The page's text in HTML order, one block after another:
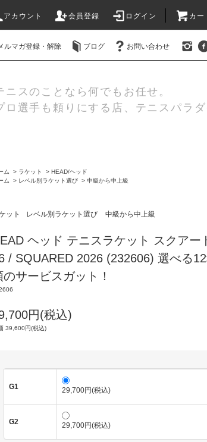
アカウント 会員登録 ログイン カー
ルマガ登録・解除 ブログ お問い合わせ
ニスのことなら何でもお任せ。
ロ選手も頼りにする店、テニスパラダ
ム > ラケット > HEAD/ヘッド
ム
> レベル別ラケット選び > 中級から中上級
ット レベル別ラケット選び 中級から中上級
ヘッド テニスラケット スクアー
/ SQUARED 2026 (232606) 選べる
のサービスガット！
円(税込)
39,600円(税込)
G1 29,700円(税込)
G2 29,700円(税込)